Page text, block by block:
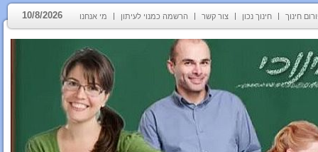
חינוך חינוך נכון צור קשר הרשמה כמנוי לעיתון מי אנחנו 10/8/2026